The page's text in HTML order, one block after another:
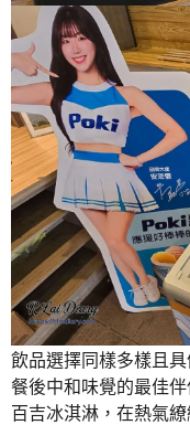
飲品選擇同樣多樣且
餐後中和味覺的最佳
百吉冰淇淋，在熱氣